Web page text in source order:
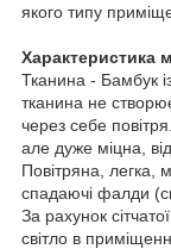
якого типу
Характеристика
Тканина - Бамбук
тканина не
через себе
але дуже міцна,
Повітряна, легка,
спадаючі фалди
За рахунок
світло в